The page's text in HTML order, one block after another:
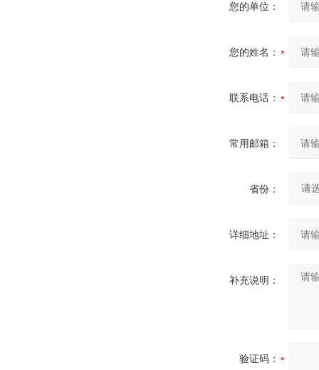
您的单位：
您的姓名：
联系电话：
常用邮箱：
省份：
详细地址：
补充说明：
验证码：